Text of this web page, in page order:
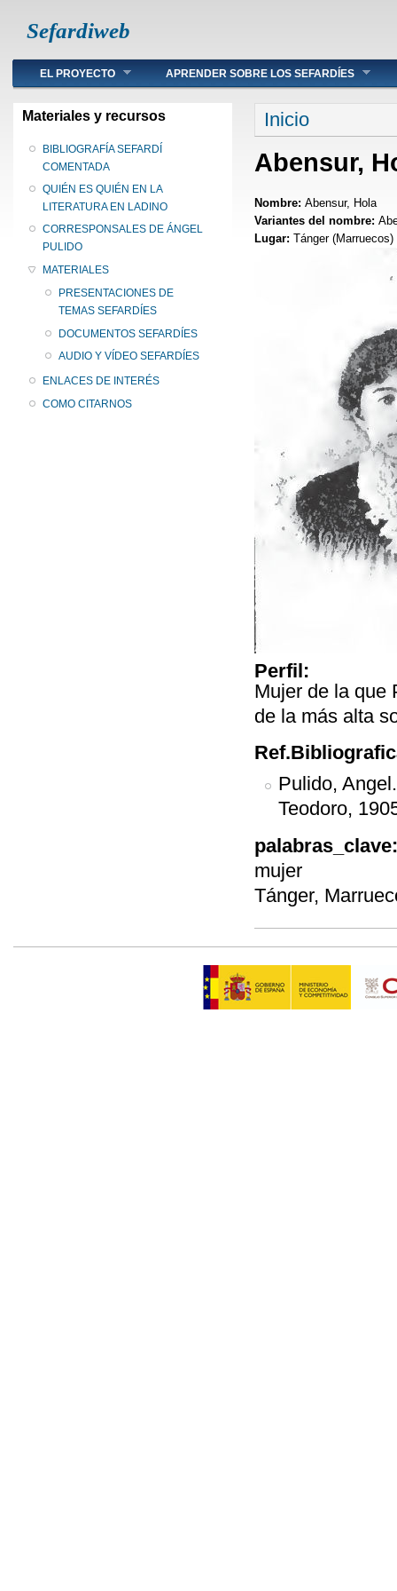
Sefardiweb
Main menu
EL PROYECTO APRENDER SOBRE LOS SEFARDÍES
Materiales y recursos
BIBLIOGRAFÍA SEFARDÍ
COMENTADA
QUIÉN ES QUIÉN EN LA
LITERATURA EN LADINO
CORRESPONSALES DE ÁNGEL
PULIDO
MATERIALES
PRESENTACIONES DE
TEMAS SEFARDÍES
DOCUMENTOS SEFARDÍES
AUDIO Y VÍDEO SEFARDÍES
ENLACES DE INTERÉS
COMO CITARNOS
Se encuentra
Inicio
Abensur,
Nombre: Abensur, Hola
Variantes del nombre:
Lugar: Tánger (Marruecos)
Perfil:
Mujer de la que
de la más alta
Pulido,
Teodoro,
mujer
Tánger,